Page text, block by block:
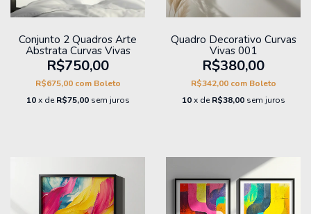
Conjunto 2 Quadros Arte
Abstrata Curvas Vivas
R$750,00
R$675,00 com Boleto
10 x de R$75,00 sem juros
Quadro Decorativo Curvas
Vivas 001
R$380,00
R$342,00 com Boleto
10 x de R$38,00 sem juros